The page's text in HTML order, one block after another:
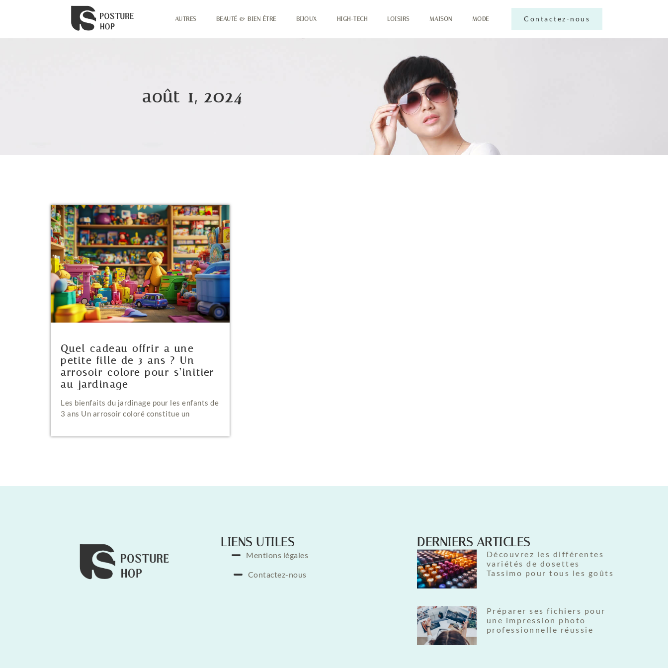
AUTRES BEAUTÉ & BIEN ÊTRE BIJOUX HIGH-TECH LOISIRS MAISON MODE Contactez-nous
août 1, 2024
Quel cadeau offrir a une
petite fille de 3 ans ? Un
arrosoir colore pour s’initier
au jardinage
Les bienfaits du jardinage pour les enfants de
3 ans Un arrosoir coloré constitue un
LIENS UTILES
Mentions légales
Contactez-nous
DERNIERS ARTICLES
Découvrez les différentes
variétés de dosettes
Tassimo pour tous les goûts
Préparer ses fichiers pour
une impression photo
professionnelle réussie